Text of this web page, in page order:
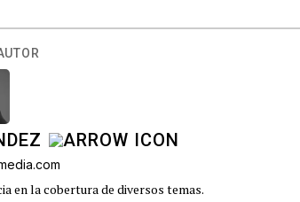
en la cobertura de diversos temas.